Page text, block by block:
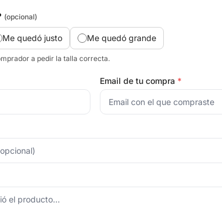
(opcional)
Me quedó justo Me quedó grande
a pedir la talla correcta.
Email de tu compra *